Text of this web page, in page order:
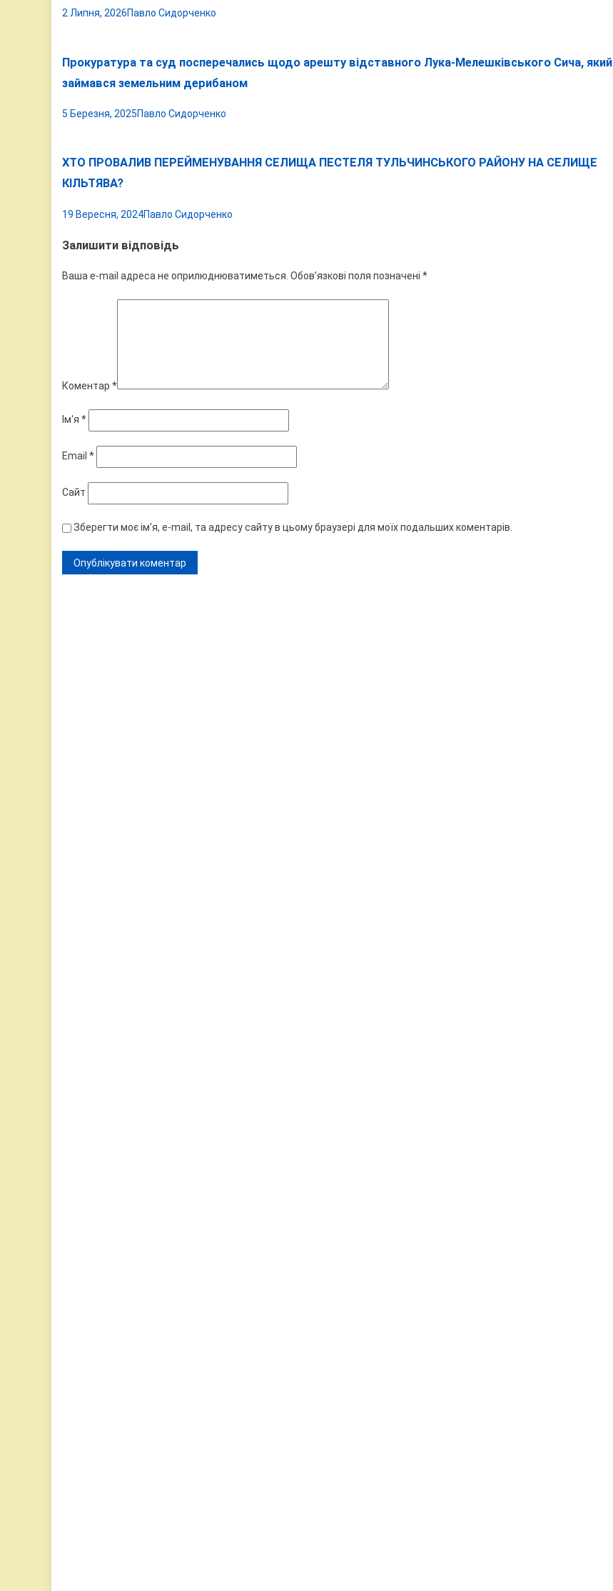
2 Липня, 2026Павло Сидорченко
Прокуратура та суд посперечались щодо арешту відставного Лука-Мелешківського Сича, який
займався земельним дерибаном
5 Березня, 2025Павло Сидорченко
ХТО ПРОВАЛИВ ПЕРЕЙМЕНУВАННЯ СЕЛИЩА ПЕСТЕЛЯ ТУЛЬЧИНСЬКОГО РАЙОНУ НА СЕЛИЩЕ
КІЛЬТЯВА?
19 Вересня, 2024Павло Сидорченко
Залишити відповідь
Ваша e-mail адреса не оприлюднюватиметься. Обов’язкові поля позначені *
Коментар *
Ім'я *
Email *
Сайт
Зберегти моє ім'я, e-mail, та адресу сайту в цьому браузері для моїх подальших коментарів.